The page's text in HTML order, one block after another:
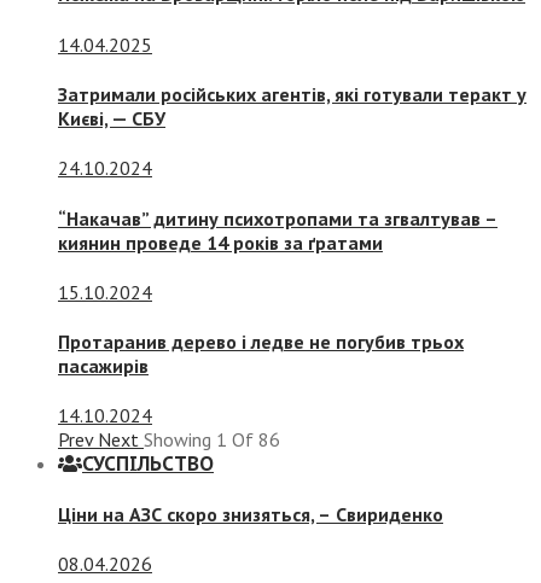
14.04.2025
Затримали російських агентів, які готували теракт у
Києві, — СБУ
24.10.2024
“Накачав” дитину психотропами та згвалтував –
киянин проведе 14 років за ґратами
15.10.2024
Протаранив дерево і ледве не погубив трьох
пасажирів
14.10.2024
Prev Next Showing 1 Of 86
СУСПIЛЬСТВО
Ціни на АЗС скоро знизяться, – Свириденко
08.04.2026